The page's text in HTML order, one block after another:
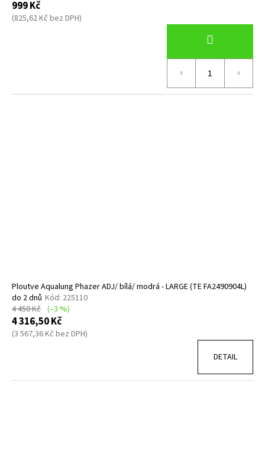
999 Kč
(825,62 Kč bez DPH)
Ploutve Aqualung Phazer ADJ/ bílá/ modrá - LARGE (TE FA2490904L)
do 2 dnů Kód: 225110
4 450 Kč (–3 %)
4 316,50 Kč
(3 567,36 Kč bez DPH)
DETAIL